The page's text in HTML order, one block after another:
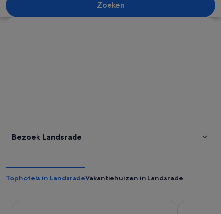
Zoeken
Bezoek Landsrade
Tophotels in LandsradeVakantiehuizen in Landsrade